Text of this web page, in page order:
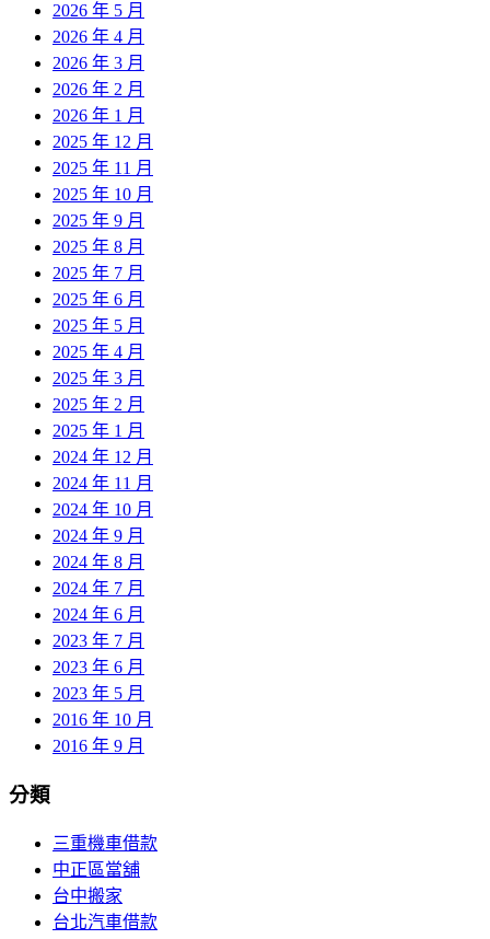
2026 年 5 月
2026 年 4 月
2026 年 3 月
2026 年 2 月
2026 年 1 月
2025 年 12 月
2025 年 11 月
2025 年 10 月
2025 年 9 月
2025 年 8 月
2025 年 7 月
2025 年 6 月
2025 年 5 月
2025 年 4 月
2025 年 3 月
2025 年 2 月
2025 年 1 月
2024 年 12 月
2024 年 11 月
2024 年 10 月
2024 年 9 月
2024 年 8 月
2024 年 7 月
2024 年 6 月
2023 年 7 月
2023 年 6 月
2023 年 5 月
2016 年 10 月
2016 年 9 月
分類
三重機車借款
中正區當舖
台中搬家
台北汽車借款